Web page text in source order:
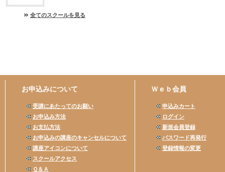
全てのスクールを見る
お申込みについて
受講にあたってのお願い
お申込み方法
お支払方法
お申込みの講座のキャンセルについて
講座アイコンについて
スクールアクセス
Ｑ＆Ａ
Ｗｅｂ会員
申込みカート
ログイン
新規会員登録
パスワード再発行
登録情報の変更